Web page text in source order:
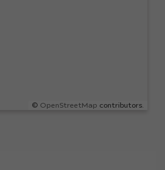
© OpenStreetMap contributors.